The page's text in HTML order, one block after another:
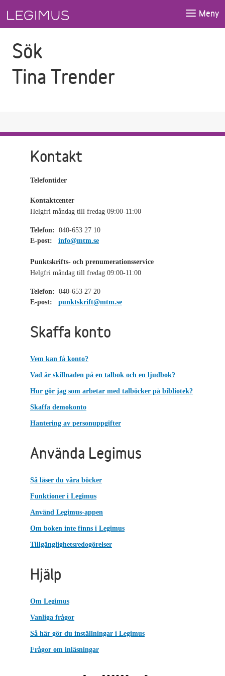
Meny
Sök
Tina Trender
Kontakt
Telefontider
Kontaktcenter
Helgfri måndag till fredag 09:00-11:00
Telefon: 040-653 27 10
E-post:
info@mtm.se
Punktskrifts- och prenumerationsservice
Helgfri måndag till fredag 09:00-11:00
Telefon: 040-653 27 20
E-post:
punktskrift@mtm.se
Skaffa konto
Vem kan få konto?
Vad är skillnaden på en talbok och en ljudbok?
Hur gör jag som arbetar med talböcker på bibliotek?
Skaffa demokonto
Hantering av personuppgifter
Använda Legimus
Så läser du våra böcker
Funktioner i Legimus
Använd Legimus-appen
Om boken inte finns i Legimus
Tillgänglighetsredogörelser
Hjälp
Om Legimus
Vanliga frågor
Så här gör du inställningar i Legimus
Frågor om inläsningar